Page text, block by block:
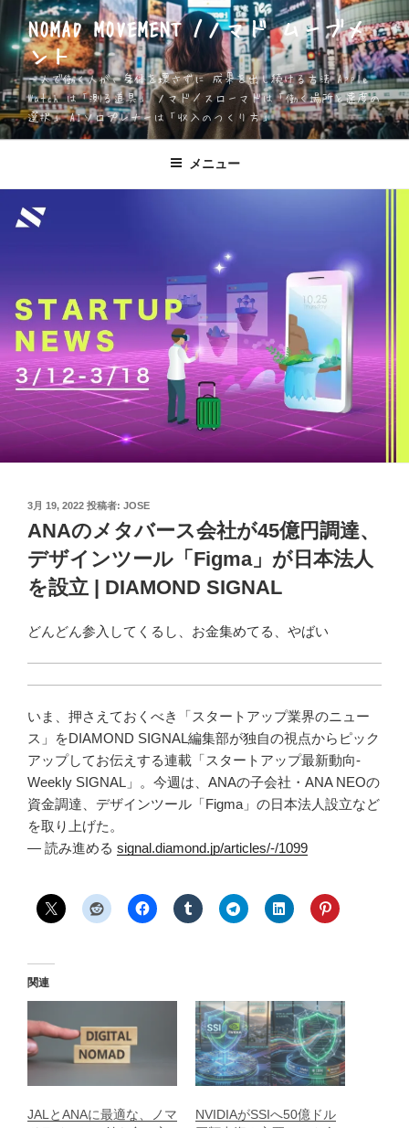
ン
テ
ン
ツ
へ
ス
NOMAD MOVEMENT /ノマド ムーブメ
ント
一人で働く人が、身体を壊さずに 成果を出し続ける方法 Apple
Watch は「測る道具」 ノマド／スローマドは「働く場所と速度の
選択」 AIソロプレナーは「収入のつくり方」
メニュー
投
日:
3月 19, 2022 投稿者: JOSE
ANAのメタバース会社が45億円調達、
デザインツール「Figma」が日本法人
を設立 | DIAMOND SIGNAL
どんどん参入してくるし、お金集めてる、やばい
いま、押さえておくべき「スタートアップ業界のニュー
ス」をDIAMOND SIGNAL編集部が独自の視点からピック
アップしてお伝えする連載「スタートアップ最新動向-
Weekly SIGNAL」。今週は、ANAの子会社・ANA NEOの
資金調達、デザインツール「Figma」の日本法人設立など
を取り上げた。
— 読み進める signal.diamond.jp/articles/-/1099
関連
JALとANAに最適な、ノマ
NVIDIAがSSIへ50億ドル